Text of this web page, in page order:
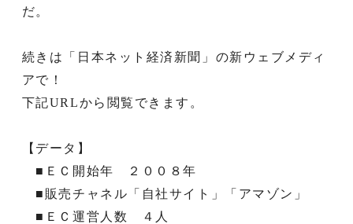
だ。
続きは「日本ネット経済新聞」の新ウェブメディ
アで！
下記URLから閲覧できます。
【データ】
■ＥＣ開始年 ２００８年
■販売チャネル「自社サイト」「アマゾン」
■ＥＣ運営人数 ４人